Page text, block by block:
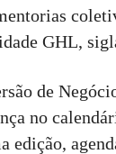
GHL,
de
no
edição,